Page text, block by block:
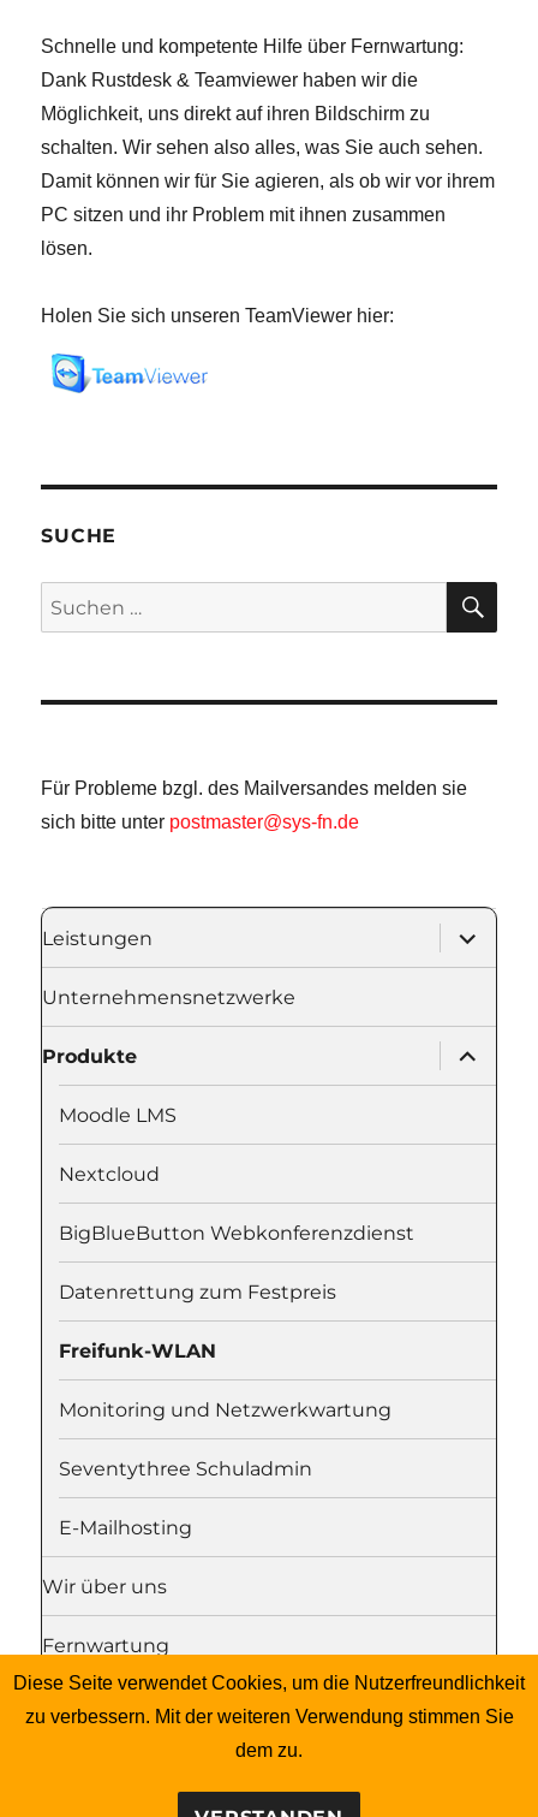
Schnelle und kompetente Hilfe über Fernwartung:
Dank Rustdesk & Teamviewer haben wir die
Möglichkeit, uns direkt auf ihren Bildschirm zu
schalten. Wir sehen also alles, was Sie auch sehen.
Damit können wir für Sie agieren, als ob wir vor ihrem
PC sitzen und ihr Problem mit ihnen zusammen
lösen.
Holen Sie sich unseren TeamViewer hier:
SUCHE
Suche
nach:
Für Probleme bzgl. des Mailversandes melden sie
sich bitte unter postmaster@sys-fn.de
Leistungen
öffnen
Unternehmensnetzwerke
Produkte
öffnen
Moodle LMS
Nextcloud
BigBlueButton Webkonferenzdienst
Datenrettung zum Festpreis
Freifunk-WLAN
Monitoring und Netzwerkwartung
Seventythree Schuladmin
E-Mailhosting
Wir über uns
Fernwartung
Freie Software für Schulen
öffnen
Diese Seite verwendet Cookies, um die Nutzerfreundlichkeit
zu verbessern. Mit der weiteren Verwendung stimmen Sie
dem zu.